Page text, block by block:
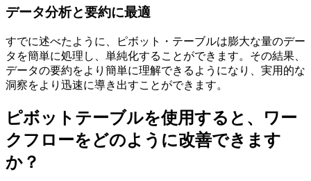
データ分析と要約に最適
すでに述べたように、ピボット・テーブルは膨大な量のデー
タを簡単に処理し、単純化することができます。その結果、
データの要約をより簡単に理解できるようになり、実用的な
洞察をより迅速に導き出すことができます。
ピボットテーブルを使用すると、ワー
クフローをどのように改善できます
か？